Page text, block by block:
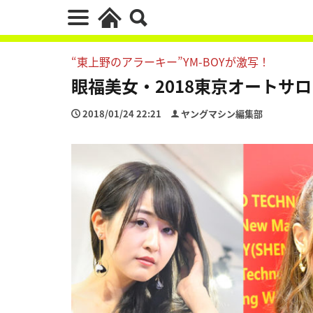
“東上野のアラーキー”YM-BOYが激写！
眼福美女・2018東京オートサ
2018/01/24 22:21 ヤングマシン編集部